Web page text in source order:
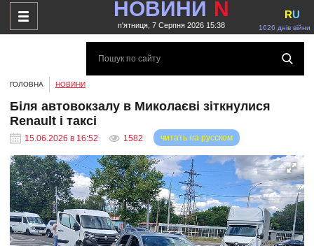
НОВИНИ N
п'ятниця, 7 Серпня 2026 15:38 1626 днів війни
RU
ГОЛОВНА НОВИНИ
Біля автовокзалу в Миколаєві зіткнулися
Renault і таксі
15.06.2026 в 16:52 1582 читать на русском